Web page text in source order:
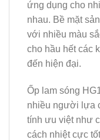
ứng dụng cho
nhau. Bề mặt
với nhiều màu
cho hầu hết các
đến hiện đại.
Ốp lam sóng
nhiều người lựa
tính ưu việt như
cách nhiệt cực